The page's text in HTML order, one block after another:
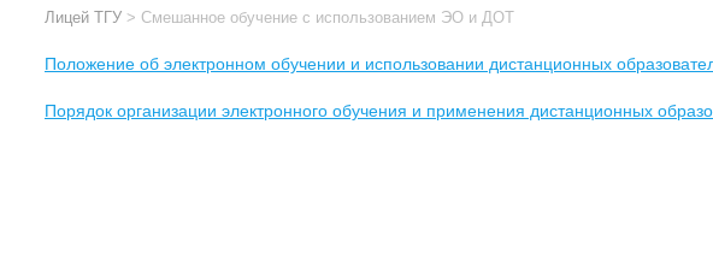
Лицей ТГУ > Cмешанное обучение с использованием ЭО и ДОТ
Положение об электронном обучении и использовании дистанционных
Порядок организации электронного обучения и применения дистанционных